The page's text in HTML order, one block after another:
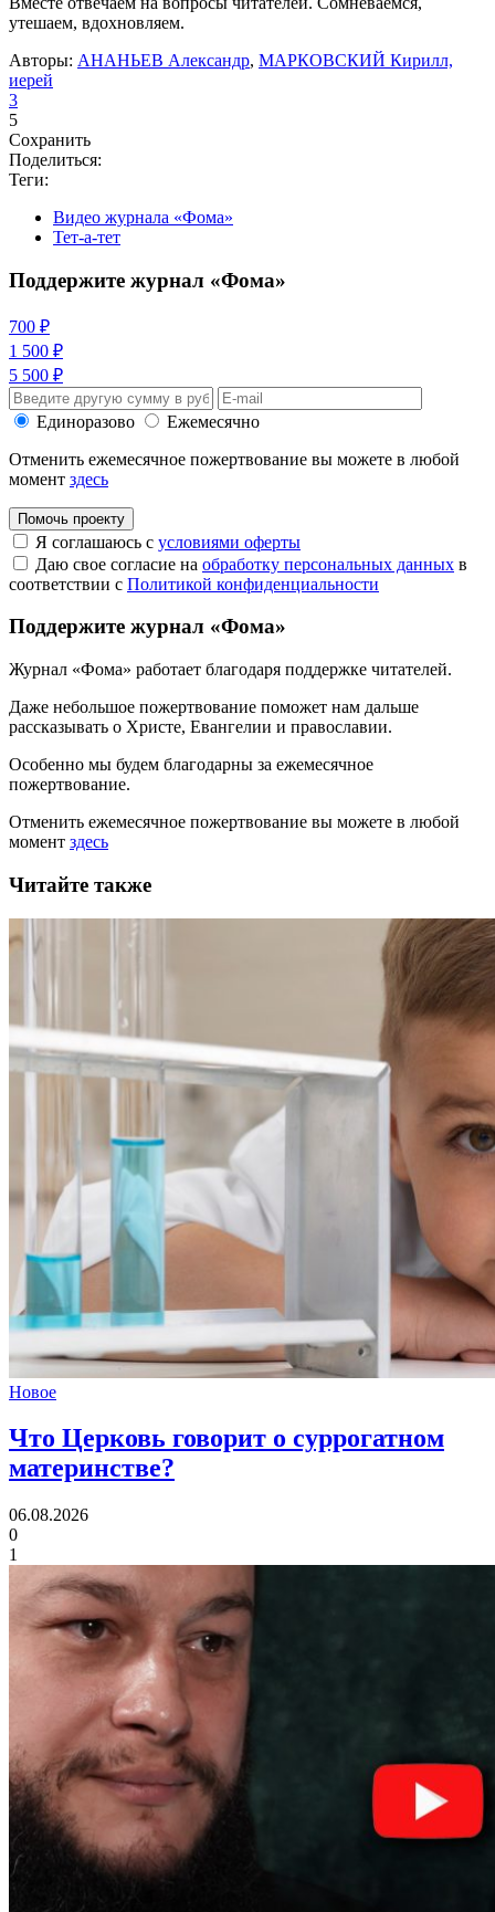
утешаем, вдохновляем.
Авторы: АНАНЬЕВ Александр, МАРКОВСКИЙ Кирилл,
иерей
3
5
Сохранить
Поделиться:
Теги:
Видео журнала «Фома»
Тет-а-тет
Поддержите журнал «Фома»
700 ₽
1 500 ₽
5 500 ₽
Единоразово
Ежемесячно
Отменить ежемесячное пожертвование вы можете в любой
момент здесь
Помочь проекту
Я соглашаюсь с условиями оферты
Даю свое согласие на обработку персональных данных в
соответствии с Политикой конфиденциальности
Поддержите журнал «Фома»
Журнал «Фома» работает благодаря поддержке читателей.
Даже небольшое пожертвование поможет нам дальше
рассказывать о Христе, Евангелии и православии.
Особенно мы будем благодарны за ежемесячное
пожертвование.
Отменить ежемесячное пожертвование вы можете в любой
момент здесь
Читайте также
Новое
Что Церковь говорит о суррогатном
материнстве?
06.08.2026
0
1